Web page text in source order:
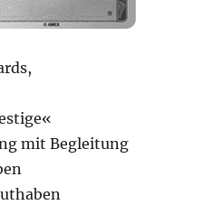
mit Begleitung